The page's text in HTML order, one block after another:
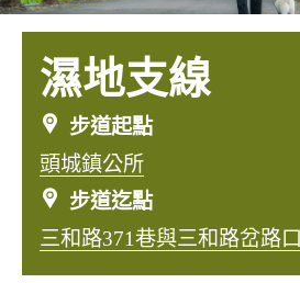
濕地支線
步道起點
頭城鎮公所
步道迄點
三和路371巷與三和路岔路口